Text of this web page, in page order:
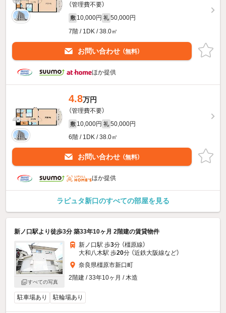
（管理費不要）
敷 10,000円 礼 50,000円
7階 / 1DK / 38.0㎡
お問い合わせ （無料）
ほか提供
4.8万円
（管理費不要）
敷 10,000円 礼 50,000円
6階 / 1DK / 38.0㎡
お問い合わせ （無料）
ほか提供
ラピュタ新口のすべての部屋を見る
新ノ口駅より徒歩3分 築33年10ヶ月 2階建の賃貸物件
すべての写真
新ノ口駅 歩3分 （橿原線）
大和八木駅 歩20分 （近鉄大阪線など）
奈良県橿原市新口町
2階建 / 33年10ヶ月 / 木造
駐車場あり 駐輪場あり